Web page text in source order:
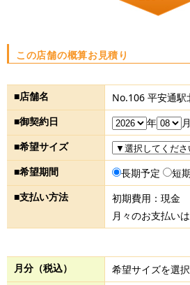
この店舗の概算お見積り
■店舗名
No.106 平安通駅
■御契約日
年 月
■希望サイズ
■希望期間
長期予定
短
■支払い方法
初期費用：現金
月々のお支払い
月分（税込）
希望サイズを選